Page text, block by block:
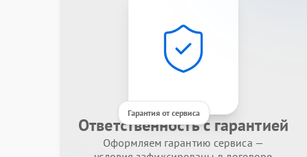
Гарантия от сервиса
Ответственность с гарантией
Оформляем гарантию сервиса —